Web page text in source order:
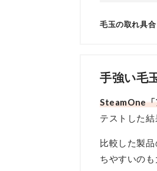
毛玉の取れ具合
手強い毛
SteamOne「
テストした結
比較した製
ちやすいのも